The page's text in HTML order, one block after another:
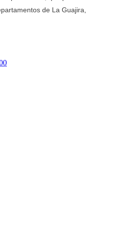
de La Guajira,